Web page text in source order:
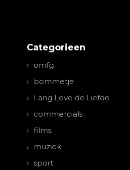
Categorieen
omfg
bommetje
Lang Leve de Liefde
commercials
films
muziek
sport